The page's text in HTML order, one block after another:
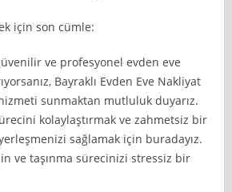
için son cümle:
ve profesyonel evden eve
Bayraklı Evden Eve Nakliyat
sunmaktan mutluluk duyarız.
kolaylaştırmak ve zahmetsiz bir
sağlamak için buradayız.
ve taşınma sürecinizi stressiz bir